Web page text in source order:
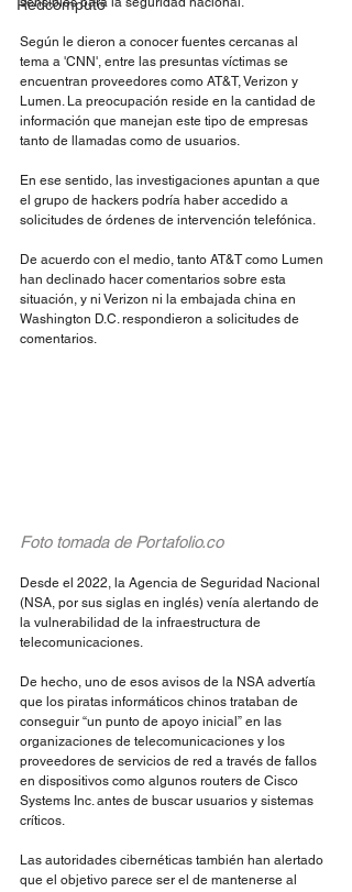
Redcómputo
Según le dieron a conocer fuentes cercanas al
tema a 'CNN', entre las presuntas víctimas se
encuentran proveedores como AT&T, Verizon y
Lumen. La preocupación reside en la cantidad de
información que manejan este tipo de empresas
tanto de llamadas como de usuarios.
En ese sentido, las investigaciones apuntan a que
el grupo de hackers podría haber accedido a
solicitudes de órdenes de intervención telefónica.
De acuerdo con el medio, tanto AT&T como Lumen
han declinado hacer comentarios sobre esta
situación, y ni Verizon ni la embajada china en
Washington D.C. respondieron a solicitudes de
comentarios.
Foto tomada de Portafolio.co
Desde el 2022, la Agencia de Seguridad Nacional
(NSA, por sus siglas en inglés) venía alertando de
la vulnerabilidad de la infraestructura de
telecomunicaciones.
De hecho, uno de esos avisos de la NSA advertía
que los piratas informáticos chinos trataban de
conseguir “un punto de apoyo inicial” en las
organizaciones de telecomunicaciones y los
proveedores de servicios de red a través de fallos
en dispositivos como algunos routers de Cisco
Systems Inc. antes de buscar usuarios y sistemas
críticos.
Las autoridades cibernéticas también han alertado
que el objetivo parece ser el de mantenerse al